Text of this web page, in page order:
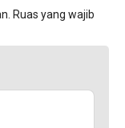
Ruas yang wajib